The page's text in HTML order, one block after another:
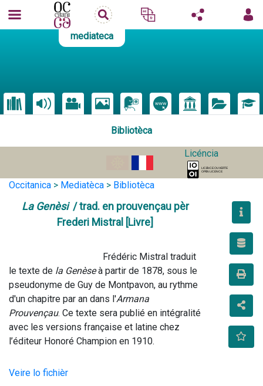
mediateca
Bibliotèca
Licéncia
Occitanica > Mediatèca > Bibliotèca
La Genèsi / trad. en prouvençau pèr
Frederi Mistral [Livre]
le texte de la Genèse à partir de 1878, sous le
pseudonyme de Guy de Montpavon, au rythme
d'un chapitre par an dans l'Armana
Prouvençau. Ce texte sera publié en intégralité
avec les versions française et latine chez
l’éditeur Honoré Champion en 1910.
Veire lo fichièr